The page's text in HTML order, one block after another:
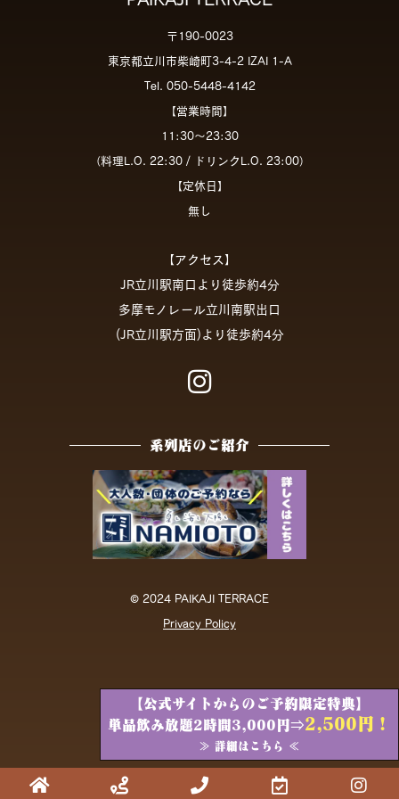
〒190-0023
東京都立川市柴崎町3-4-2 IZAI 1-A
Tel. 050-5448-4142
【営業時間】
11:30～23:30
（料理L.O. 22:30 / ドリンクL.O. 23:00）
【定休日】
無し
【アクセス】
JR立川駅南口より徒歩約4分
多摩モノレール立川南駅出口
(JR立川駅方面)より徒歩約4分
系列店のご紹介
© 2024 PAIKAJI TERRACE
Privacy Policy
【公式サイトからのご予約限定特典】
単品飲み放題2時間3,000円⇒2,500円！
≫ 詳細はこちら ≪